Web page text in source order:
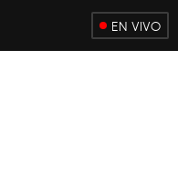
EN VIVO